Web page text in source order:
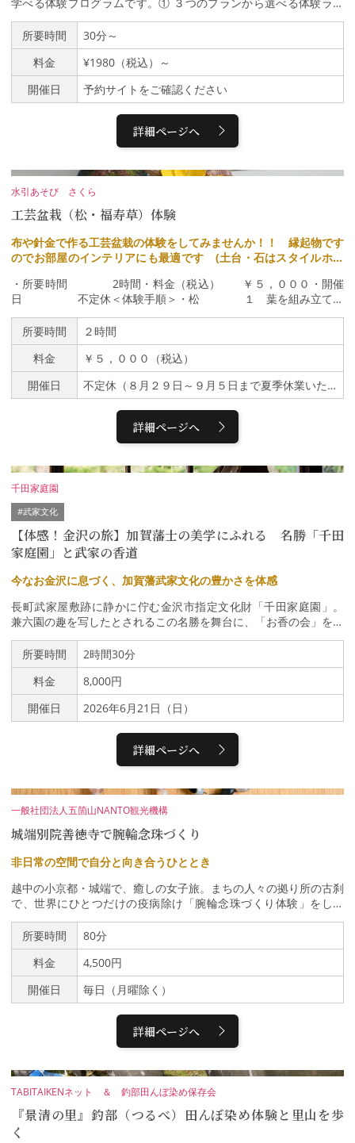
と、「移し仕事」を体験スタンダードプラン（60〜70分／6,600
円）：専門スタッフによるサポートのもと、複数工程を実践マスタ
ープラン（90〜100分／16,500円）：熟練職人の直接指導のもと、
深く伝統技術を習得② 「仕入れ」「打ち前」「抜き仕事」「移し
仕事」など、本格的な工程を体験目で見るだけでなく、自分の手で
体験することで、金箔づくりの奥深さと繊細さを実感できます。③
知識も深まる学びの時間職人による「なぜ？」に応える丁寧な解説
付き。金箔の歴史や文化的背景を聞きながら、触れる体験で理解が
しっかりと深まります。【ライトプラン】金箔づくりの世界を、気
軽に体験してみたい方に。「ライトプラン」は、金箔ができるまで
グラムです。体験できるのは、・竹枠を使い正方形に裁断する「移
し仕事」実際に金箔にふれ、自分の手で扱ってみる貴重な時間。専
ただけます。【スタンダードプラン】もっと深く、金箔づくりの現
場にふれたい方へ。「スタンダードプラン」は、金箔ができるまで
体験できるのは、・澄を和紙に挟む「仕入れ」・打ち延ばされた金
箔を和紙へ移す「抜き仕事」・竹枠を使い正方形に裁断する「移し
仕事」実際に金箔にふれ、自分の手で扱ってみる貴重な時間。専門
スタッフによる解説付きで、はじめての方でも安心してご参加いた
だけます。実際の職人による作業のデモンストレーションを間近で
見ながら、工程の背景や技術の意味を理解し、自分の手で一連の流
れをたどります。「知る」から「実感する」へ。箔づくりの魅力
を、ぐっと身近に感じられる体験です。【マスタープラン】本物の
金箔職人から学ぶ、特別な体験を。「マスタープラン」は、金箔製
造における重要工程のひとつ「紙仕込み」の一部を、実際の工場で
体験できる、ラグジュアリーで希少なプログラムです。体験できる
む、職人との対話・仕入れ／打ち前／抜き仕事といった金箔製造工
程の体験和紙が“金箔を打ち延ばせる紙”へと仕込まれていく繊細な
技術にふれられるのは、このプランだけ。一歩踏み込んだ、唯一無
二の体験を求める方にふさわしいプログラムです。金沢が誇る伝統
工芸の本質を、深く、丁寧に、あなたの手で感じてください。金箔
貼りでは味わえない、“伝統技術の核心”にふれる体験。「金箔って
どうやってできてるの？」――その答えを、あなた自身の手で確か
めてください。対象：大人 ＊1枠2名様まで予約：事前予約制（オ
ンラインまたはお電話）開催場所：箔座本店（金沢市森山1-30-4）
開催時間 : 10:00〜15:00（店舗営業時間 : 9:30～17:30）定休日 :
不定休
所要時間
30分～
料金
¥1980（税込）～
開催日
予約サイトをご確認ください
詳細ページへ
工芸盆栽（松・福寿草）体験
水引あそび さくら
布や針金で作る工芸盆栽の体験をしてみませんか！！ 縁起物です
のでお部屋のインテリアにも最適です (土台・石はスタイルホー
・所要時間 2時間・料金（税込） ￥５，０００・開催
日 不定休＜体験手順＞・松 １ 葉を組み立てま
す ２ 枝と幹を作ります ３ 土台を作り
ます ４ 工芸用の土を入れ苔を植え込みます・福寿
草 １ 花を組み立てます ２ スタイルフォームで
石を作ります ３ 土台を作ります ４ 工
芸用の土を入れ苔を植え込みます枝ぶりが自由に作れ一日で盆栽が
出来上がります（注：正し工芸用盆栽土は乾燥するまでに１日かか
所要時間
２時間
料金
￥５，０００（税込）
開催日
不定休（８月２９日～９月５日まで夏季休業いたします）
詳細ページへ
【体感！金沢の旅】加賀藩士の美学にふれる 名勝「千田
家庭園」と武家の香道
千田家庭園
#武家文化
今なお金沢に息づく、加賀藩武家文化の豊かさを体感
長町武家屋敷跡に静かに佇む金沢市指定文化財「千田家庭園」。
兼六園の趣を写したとされるこの名勝を舞台に、「お香の会」を催
します。武家が嗜んだ志野流の「聞香」を通じて、静寂の中に漂う
香りと庭園の美しさを五感で愉しみ、今なおこの地に息づく加賀藩
武家文化の豊かさをぜひご体感ください。金沢市指定文化財 名勝
「千田家庭園」明治27年（1894年）、旧加賀藩士・千田登文（せ
んだのりふみ）によって作庭された池泉回遊式庭園です。2025年4
月、庭園文化を次世代へ繋ぐべく、100年ぶりに滝や水琴窟を復活
させ、待望の一般公開を迎えました。 併設の資料館では、戊辰戦
争や西南戦争で功績を挙げた登文ゆかりの貴重な品々を展示してい
ます。お香の会 席主：香道志野流 師範 千田 典子本物の香木が放
つ、貴重な香りを心ゆくまで体験いただけます。 まずは席主よ
り、香道の歴史や作法、そして香りを心で受け止める「聞き分け
方」について丁寧な説明がございますので、初めての方も安心して
ご参加ください。 本会は、正座が苦手な方でもゆったりとお寛ぎ
いただけるよう、椅子に座って行う「立礼（りゅうれい）」形式で
ひとときを過ごした後は、季節の和菓子とお抹茶で心穏やかな一服
に師事。 2023年より「お香と庭園を愉しむ会」を主催し、日本の
伝統文化の普及に努める。
所要時間
2時間30分
料金
8,000円
開催日
2026年6月21日（日）
詳細ページへ
城端別院善徳寺で腕輪念珠づくり
一般社団法人五箇山NANTO観光機構
非日常の空間で自分と向き合うひととき
越中の小京都・城端で、癒しの女子旅。まちの人々の拠り所の古刹
で、世界にひとつだけの疫病除け「腕輪念珠づくり体験」をした
旅すれば、日常の喧騒を離れ寛ぎの時間が心と身体を癒し、気分を
リフレッシュさせてくれることでしょう。
所要時間
80分
料金
4,500円
開催日
毎日（月曜除く）
詳細ページへ
『景清の里』釣部（つるべ）田んぼ染め体験と里山を歩
く
TABITAIKENネット ＆ 釣部田んぼ染め保存会